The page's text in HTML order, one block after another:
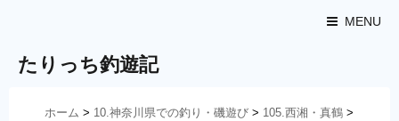
MENU
たりっち釣遊記
ホーム > 10.神奈川県での釣り・磯遊び > 105.西湘・真鶴 >